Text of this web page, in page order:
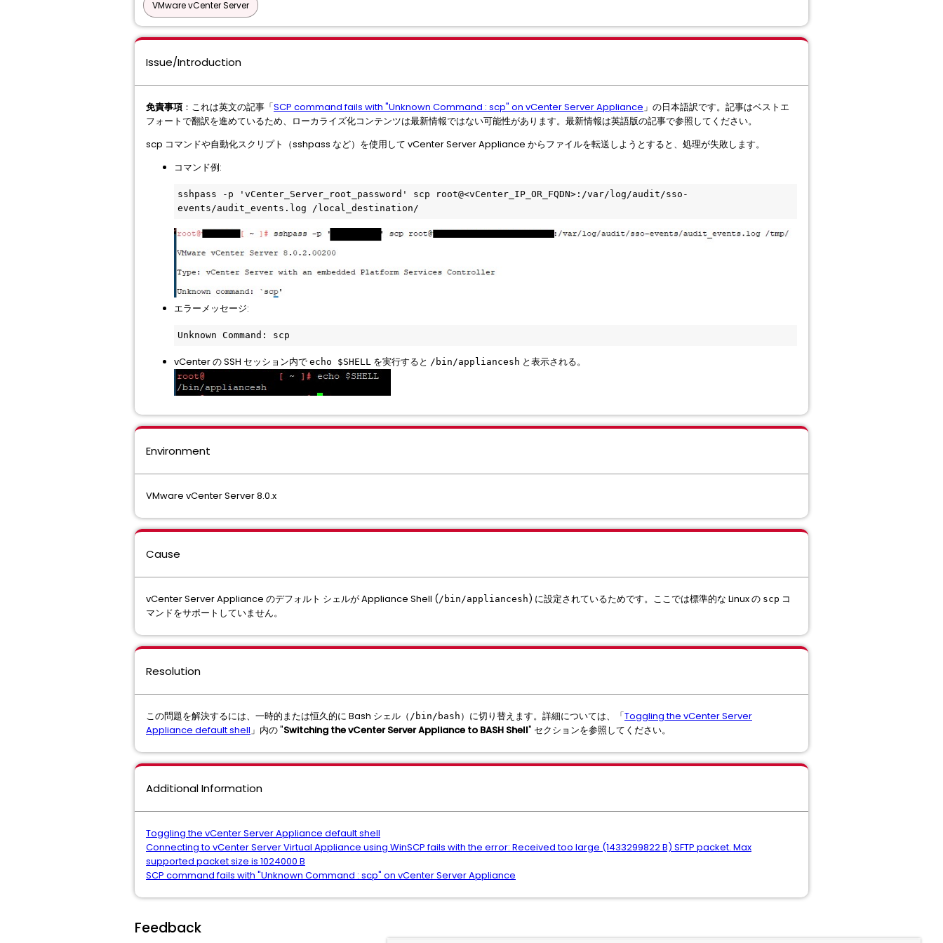
VMware vCenter Server
Issue/Introduction
免責事項 ：これは英文の記事「SCP command fails with "Unknown Command : scp" on vCenter Server Appliance」の日本語訳です。記事はベストエ
フォートで翻訳を進めているため、ローカライズ化コンテンツは最新情報ではない可能性があります。最新情報は英語版の記事で参照してください。
scp コマンドや自動化スクリプト（sshpass など）を使用して vCenter Server Appliance からファイルを転送しようとすると、処理が失敗します。
コマンド例:
sshpass -p 'vCenter_Server_root_password' scp root@<vCenter_IP_OR_FQDN>:/var/log/audit/sso-
events/audit_events.log /local_destination/
エラーメッセージ:
Unknown Command: scp
vCenter の SSH セッション内で echo $SHELL を実行すると /bin/appliancesh と表示される。
Environment
VMware vCenter Server 8.0.x
Cause
vCenter Server Appliance のデフォルト シェルが Appliance Shell (/bin/appliancesh) に設定されているためです。ここでは標準的な Linux の scp コ
マンドをサポートしていません。
Resolution
この問題を解決するには、一時的または恒久的に Bash シェル（ /bin/bash ）に切り替えます。詳細については、「Toggling the vCenter Server
Appliance default shell 」内の "Switching the vCenter Server Appliance to BASH Shell" セクションを参照してください。
Additional Information
Toggling the vCenter Server Appliance default shell
Connecting to vCenter Server Virtual Appliance using WinSCP fails with the error: Received too large (1433299822 B) SFTP packet. Max
supported packet size is 1024000 B
SCP command fails with "Unknown Command : scp" on vCenter Server Appliance
Feedback